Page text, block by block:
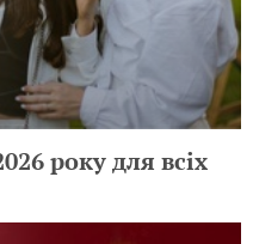
року для всіх